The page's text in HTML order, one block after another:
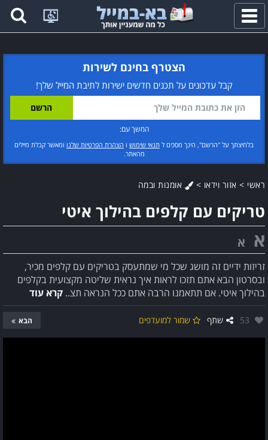
פתח
תפריט
הצטרף בחינם לשירות
קבל עדכונים על תכנים חדשים ישירות לתיבת המייל שלך!
המשך עם:
בלחיצתך על "הרשם", הינך מסכים ל תנאי שימוש ו הצהרת הפרטיות שלנו ומאשר קבלת מיילים
מהאתר.
ראשי > אזור וידאו > אומנות ובמה
טריקים עם קלפים בהילוך איטי
א א
זריזות ידיים זה מושג שכל מי שמתעסק בטריקים עם קלפים מכיר,
ובסרטון הבא אתם תזכו לראות איך נראית שליטה מקצועית בקלפים
בהילוך איטי. אם תתאמנו הרבה אתם ככל הנראה תצ.. קרא עוד
אהבו:
53 שתף שמור למועדפים הבא